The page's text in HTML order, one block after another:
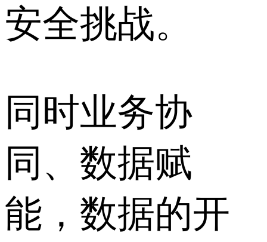
安全挑战。
同时业务协
同、数据赋
能，数据的开